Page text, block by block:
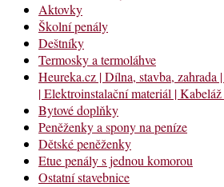
Aktovky
Školní penály
Deštníky
Termosky a termoláhve
Heureka.cz | Dílna, stavba, zahrada
| Elektroinstalační materiál |
Bytové doplňky
Peněženky a spony na peníze
Dětské peněženky
Etue penály s jednou komorou
Ostatní stavebnice